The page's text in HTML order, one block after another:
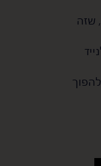
שזה